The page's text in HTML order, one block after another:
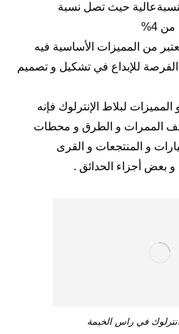
حيث تصل نسبة
4%
من المميزات الأساسية فيه
للإبداع في تشكيل و تصميم
لبلاط الإنترلوك فإنه
الممرات و الطرق و محطات
و المنتجعات و القرى
و بعض أجزاء الحدائق .
في راس الخيمة